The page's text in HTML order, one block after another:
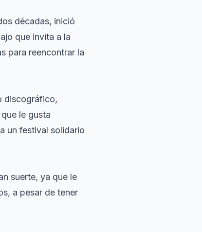
décadas, inició
que invita a la
para reencontrar la
discográfico,
le gusta
un festival solidario
suerte, ya que le
a pesar de tener